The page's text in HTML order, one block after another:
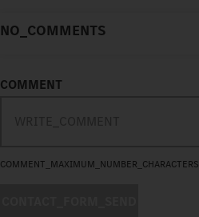
NO_COMMENTS
COMMENT
COMMENT_MAXIMUM_NUMBER_CHARACTERS